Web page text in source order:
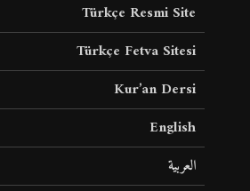
Türkçe Resmi Site
Türkçe Fetva Sitesi
Kur’an Dersi
English
العربية